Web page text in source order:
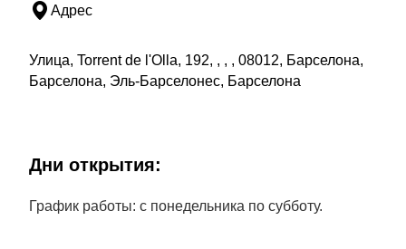
Адрес
Улица, Torrent de l'Olla, 192, , , , 08012, Барселона,
Барселона, Эль-Барселонес, Барселона
Дни открытия:
График работы: с понедельника по субботу.